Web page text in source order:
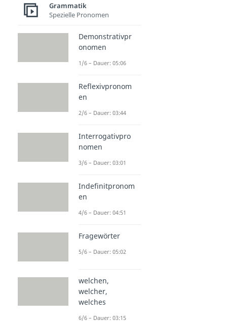
Grammatik
Spezielle Pronomen
Demonstrativpr
onomen
1/6 – Dauer: 05:06
Reflexivpronom
en
2/6 – Dauer: 03:44
Interrogativpro
nomen
3/6 – Dauer: 03:01
Indefinitpronom
en
4/6 – Dauer: 04:51
Fragewörter
5/6 – Dauer: 05:02
welchen,
welcher,
welches
6/6 – Dauer: 03:15